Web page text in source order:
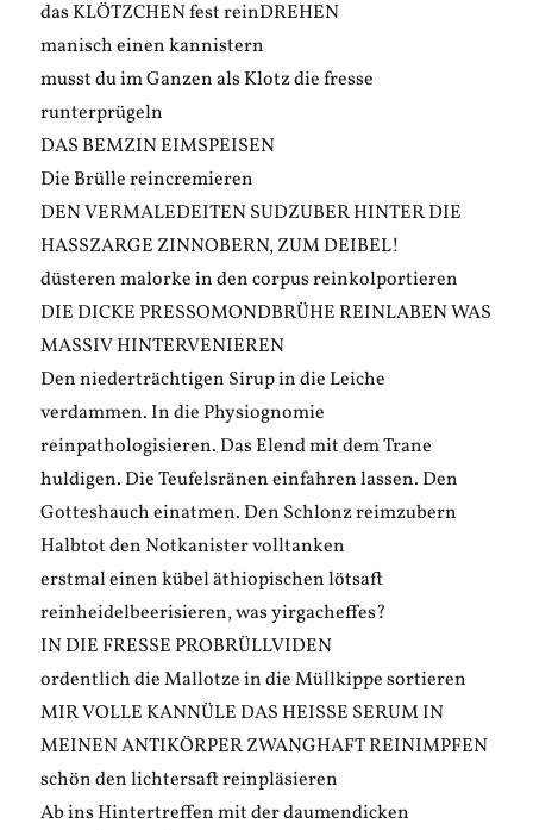
das KLÖTZCHEN fest reinDREHEN
manisch einen kannistern
musst du im Ganzen als Klotz die fresse
runterprügeln
DAS BEMZIN EIMSPEISEN
Die Brülle reincremieren
DEN VERMALEDEITEN SUDZUBER HINTER DIE
HASSZARGE ZINNOBERN, ZUM DEIBEL!
düsteren malorke in den corpus reinkolportieren
DIE DICKE PRESSOMONDBRÜHE REINLABEN WAS
MASSIV HINTERVENIEREN
Den niederträchtigen Sirup in die Leiche
verdammen. In die Physiognomie
reinpathologisieren. Das Elend mit dem Trane
huldigen. Die Teufelsränen einfahren lassen. Den
Gotteshauch einatmen. Den Schlonz reimzubern
Halbtot den Notkanister volltanken
erstmal einen kübel äthiopischen lötsaft
reinheidelbeerisieren, was yirgacheffes?
IN DIE FRESSE PROBRÜLLVIDEN
ordentlich die Mallotze in die Müllkippe sortieren
MIR VOLLE KANNÜLE DAS HEISSE SERUM IN
MEINEN ANTIKÖRPER ZWANGHAFT REINIMPFEN
schön den lichtersaft reinpläsieren
Ab ins Hintertreffen mit der daumendicken